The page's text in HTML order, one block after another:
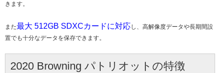
きます。
また最大 512GB SDXCカードに対応し、高解像度データや長期間設
置でも十分なデータを保存できます。
2020 Browning パトリオットの特徴